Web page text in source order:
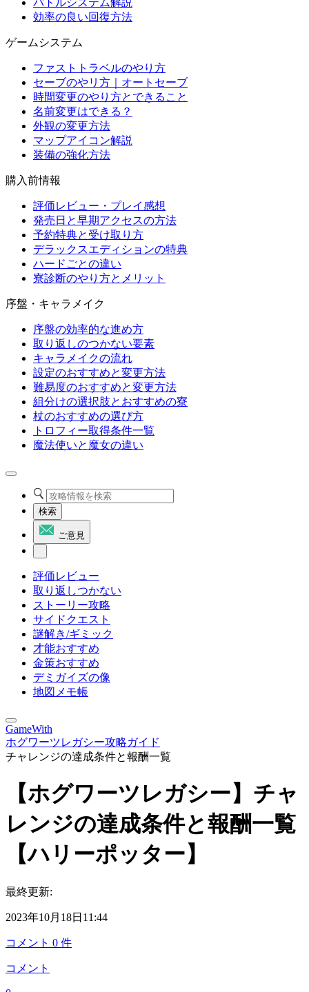
バトルシステム解説
効率の良い回復方法
ゲームシステム
ファストトラベルのやり方
セーブのやリ方｜オートセーブ
時間変更のやり方とできること
名前変更はできる？
外観の変更方法
マップアイコン解説
装備の強化方法
購入前情報
評価レビュー・プレイ感想
発売日と早期アクセスの方法
予約特典と受け取り方
デラックスエディションの特典
ハードごとの違い
寮診断のやり方とメリット
序盤・キャラメイク
序盤の効率的な進め方
取り返しのつかない要素
キャラメイクの流れ
設定のおすすめと変更方法
難易度のおすすめと変更方法
組分けの選択肢とおすすめの寮
杖のおすすめの選び方
トロフィー取得条件一覧
魔法使いと魔女の違い
検索
ご意見
評価レビュー
取り返しつかない
ストーリー攻略
サイドクエスト
謎解き/ギミック
才能おすすめ
金策おすすめ
デミガイズの像
地図メモ帳
GameWith
ホグワーツレガシー攻略ガイド
チャレンジの達成条件と報酬一覧
【ホグワーツレガシー】チャ
レンジの達成条件と報酬一覧
【ハリーポッター】
最終更新:
2023年10月18日11:44
コメント 0 件
コメント